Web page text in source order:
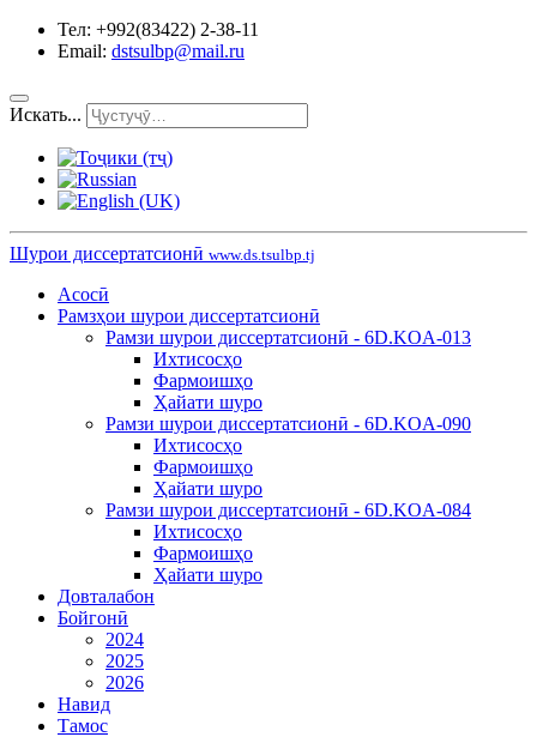
Тел: +992(83422) 2-38-11
Email: dstsulbp@mail.ru
Искать...
Шурои диссертатсионӣ www.ds.tsulbp.tj
Асосӣ
Рамзҳои шурои диссертатсионӣ
Рамзи шурои диссертатсионӣ - 6D.KOA-013
Ихтисосҳо
Фармоишҳо
Ҳайати шуро
Рамзи шурои диссертатсионӣ - 6D.KOA-090
Ихтисосҳо
Фармоишҳо
Ҳайати шуро
Рамзи шурои диссертатсионӣ - 6D.KOA-084
Ихтисосҳо
Фармоишҳо
Ҳайати шуро
Довталабон
Бойгонӣ
2024
2025
2026
Навид
Тамос